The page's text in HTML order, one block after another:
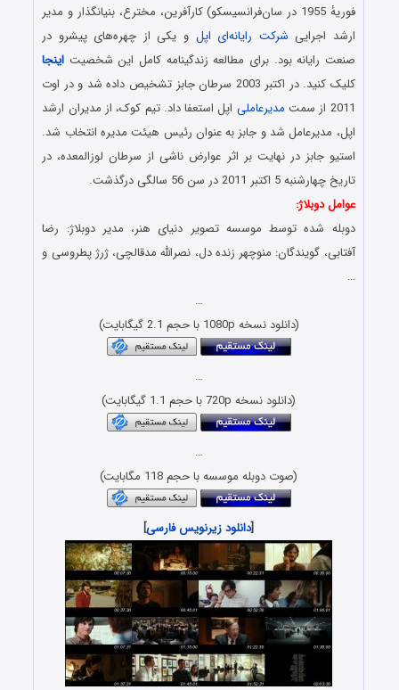
فوریهٔ 1955 در سان‌فرانسیسکو) کارآفرین، مخترع، بنیانگذار و مدیر
ارشد اجرایی شرکت رایانه‌ای اپل و یکی از چهره‌های پیشرو در
صنعت رایانه بود. برای مطالعه زندگینامه کامل این شخصیت اینجا
کلیک کنید. در اکتبر 2003 سرطان جابز تشخیص داده شد و در اوت
2011 از سمت
مدیرعاملی اپل استعفا داد. تیم کوک، از مدیران ارشد
اپل، مدیرعامل شد و جابز به عنوان رئیس هیئت مدیره انتخاب شد.
استیو جابز در نهایت بر اثر عوارض ناشی از سرطان لوزالمعده، در
تاریخ چهارشنبه 5 اکتبر 2011 در سن 56 سالگی درگذشت.
عوامل دوبلاژ:
دوبله شده توسط موسسه تصویر دنیای هنر، مدیر دوبلاژ: رضا
آفتابی، گویندگان: منوچهر زنده دل، نصرالله مدقالچی، ژرژ پطروسی و
…
…
(دانلود نسخه 1080p با حجم 2.1 گیگابایت)
…
(دانلود نسخه 720p با حجم 1.1 گیگابایت)
…
(صوت دوبله موسسه با حجم 118 مگابایت)
[دانلود زیرنویس فارسی]